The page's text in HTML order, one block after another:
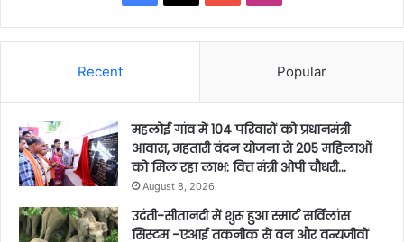
Recent Popular
महलोई गांव में 104 परिवारों को प्रधानमंत्री
आवास, महतारी वंदन योजना से 205 महिलाओं
को मिल रहा लाभ: वित्त मंत्री ओपी चौधरी…
August 8, 2026
उदंती-सीतानदी में शुरू हुआ स्मार्ट सर्विलांस
सिस्टम -एआई तकनीक से वन और वन्यजीवों